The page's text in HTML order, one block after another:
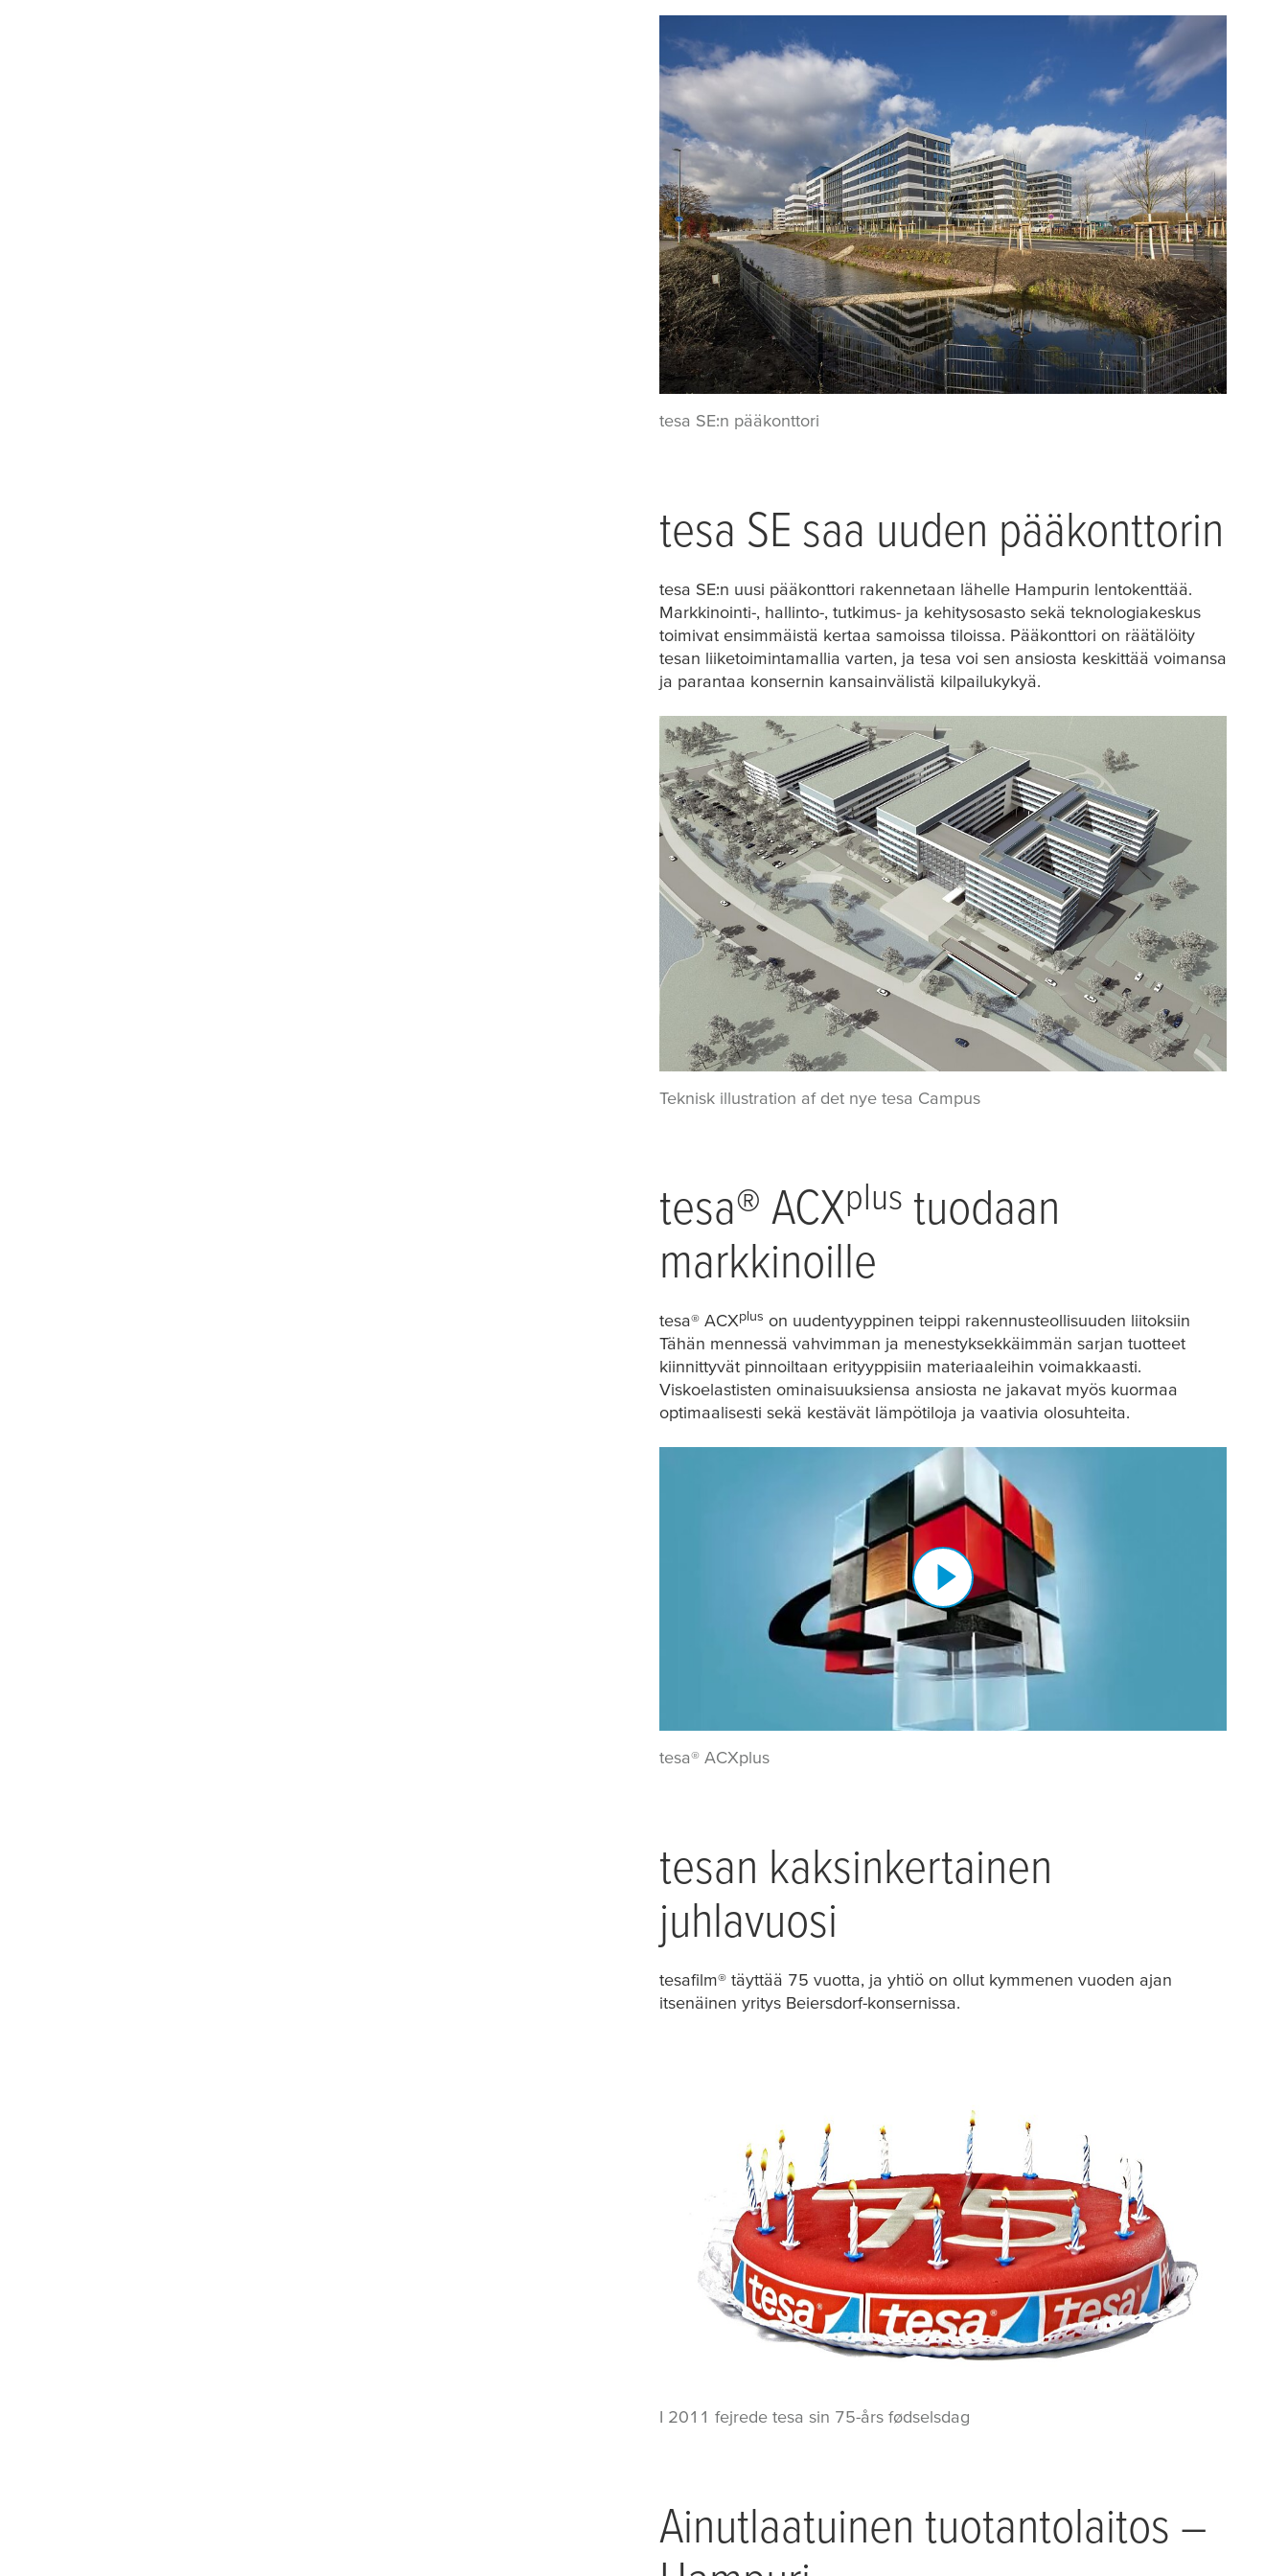
tesa SE:n pääkonttori
tesa SE saa uuden pääkonttorin
tesa SE:n uusi pääkonttori rakennetaan lähelle Hampurin lentokenttää.
Markkinointi-, hallinto-, tutkimus- ja kehitysosasto sekä teknologiakeskus
toimivat ensimmäistä kertaa samoissa tiloissa. Pääkonttori on räätälöity
tesan liiketoimintamallia varten, ja tesa voi sen ansiosta keskittää voimansa
ja parantaa konsernin kansainvälistä kilpailukykyä.
Teknisk illustration af det nye tesa Campus
tesa® ACXplus tuodaan
markkinoille
tesa® ACXplus on uudentyyppinen teippi rakennusteollisuuden liitoksiin
Tähän mennessä vahvimman ja menestyksekkäimmän sarjan tuotteet
kiinnittyvät pinnoiltaan erityyppisiin materiaaleihin voimakkaasti.
Viskoelastisten ominaisuuksiensa ansiosta ne jakavat myös kuormaa
optimaalisesti sekä kestävät lämpötiloja ja vaativia olosuhteita.
tesa® ACXplus
tesan kaksinkertainen
juhlavuosi
tesafilm® täyttää 75 vuotta, ja yhtiö on ollut kymmenen vuoden ajan
itsenäinen yritys Beiersdorf-konsernissa.
I 2011 fejrede tesa sin 75-års fødselsdag
Ainutlaatuinen tuotantolaitos –